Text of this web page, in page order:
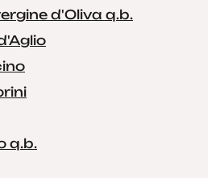
d'Oliva q.b.
q.b.